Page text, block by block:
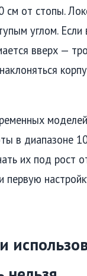
см от стопы.
углом. Если
вверх —
в диапазоне
их под рост
первую